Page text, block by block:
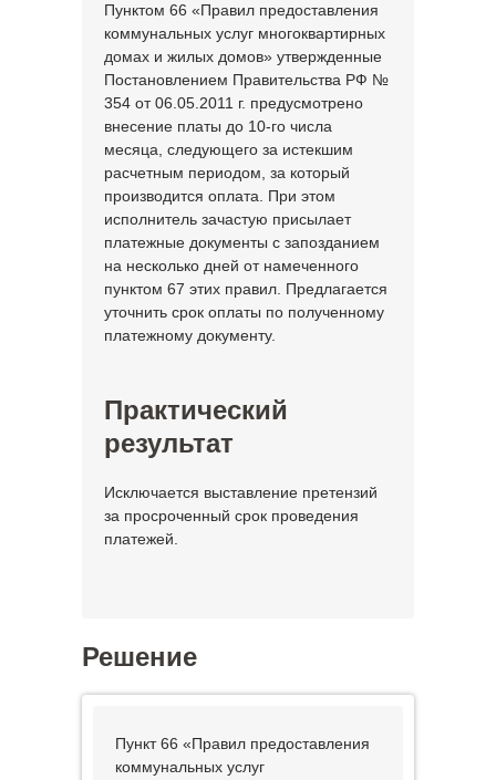
Пунктом 66 «Правил предоставления
коммунальных услуг многоквартирных
домах и жилых домов» утвержденные
Постановлением Правительства РФ №
354 от 06.05.2011 г. предусмотрено
внесение платы до 10-го числа
месяца, следующего за истекшим
расчетным периодом, за который
производится оплата. При этом
исполнитель зачастую присылает
платежные документы с запозданием
на несколько дней от намеченного
пунктом 67 этих правил. Предлагается
уточнить срок оплаты по полученному
платежному документу.
Практический
результат
Исключается выставление претензий
за просроченный срок проведения
платежей.
Решение
Пункт 66 «Правил предоставления
коммунальных услуг